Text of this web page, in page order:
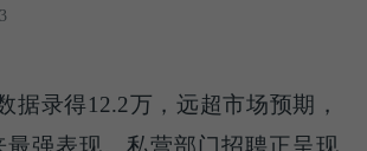
据录得12.2万，远超市场预期，
最强表现。私营部门招聘正呈现